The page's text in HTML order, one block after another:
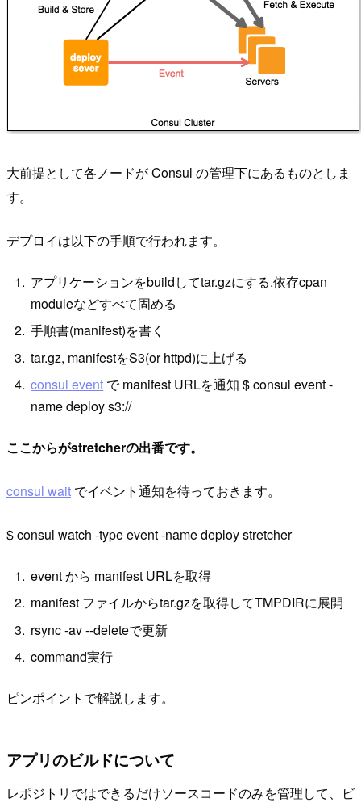
大前提として各ノードが Consul の管理下にあるものとしま
す。
デプロイは以下の手順で行われます。
アプリケーションをbuildしてtar.gzにする.依存cpan
moduleなどすべて固める
手順書(manifest)を書く
tar.gz, manifestをS3(or httpd)に上げる
consul event で manifest URLを通知 $ consul event -
name deploy s3://
ここからがstretcherの出番です。
consul wait でイベント通知を待っておきます。
$ consul watch -type event -name deploy stretcher
event から manifest URLを取得
manifest ファイルからtar.gzを取得してTMPDIRに展開
rsync -av --deleteで更新
command実行
ピンポイントで解説します。
アプリのビルドについて
レポジトリではできるだけソースコードのみを管理して、ビ